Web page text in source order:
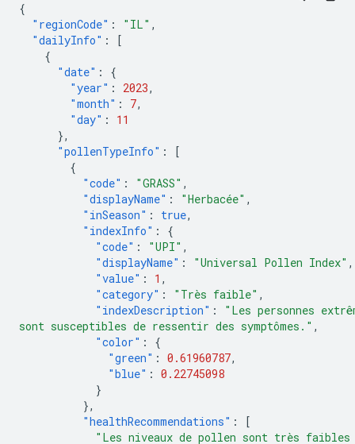
{
"regionCode" : "IL" ,
"dailyInfo" :
[
{
"date" :
{
"year" : 2023,
"month" : 7,
"day" :
11
},
"pollenTypeInfo" :
[
{
"code" : "GRASS" ,
"displayName" : "Herbacée" ,
"inSeason" : true,
"indexInfo" :
{
"code" : "UPI" ,
"displayName" : "Universal Pollen Index" ,
"value" : 1 ,
"category" : "Très faible" ,
"indexDescription" :
"Les personnes
sont susceptibles de ressentir des symptômes." ,
"color" :
{
"green" : 0.61960787,
"blue" : 0.22745098
}
},
"healthRecommendations" :
[
"Les niveaux de pollen sont très